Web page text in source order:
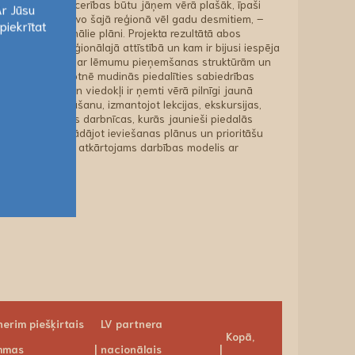
bažas un cerības būtu jāņem vērā plašāk, īpaši
būs jādzīvo šajā reģionā vēl gadu desmitiem, –
daudzi reģionālie plāni. Projekta rezultātā abos
reģionālajā attīstībā un kam ir bijusi iespēja
arī ar lēmumu pieņemšanas struktūrām un
viņus nākotnē mudinās piedalīties sabiedrības
balsis un viedokļi ir ņemti vērā pilnīgi jaunā
padziļināšanu, izmantojot lekcijas, ekskursijas,
kā arī vairākas darbnīcas, kurās jaunieši piedalās
izstrādājot ieviešanas plānus un prioritāšu
tiks izstrādāts atkārtojams darbības modelis ar
reģionos.
piešķirtais
LV partnera
nacionālais
Kopā,
Jūsu